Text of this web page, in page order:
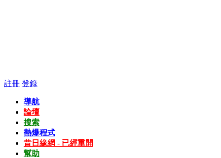
註冊 登錄
導航
論壇
搜索
熱爆程式
昔日緣網 - 已經重開
幫助